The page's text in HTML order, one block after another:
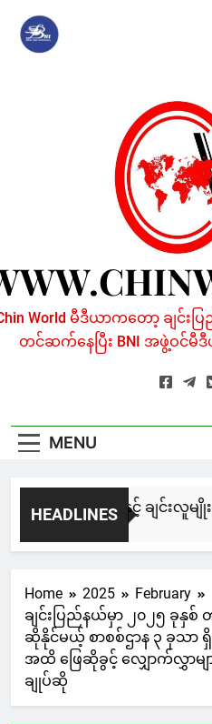
content
World မီဒီယာကတော့ ချင်
တင်ဆက်နေပြီး BNI အဖွဲ့ဝင်မီ
MENU
HEADLINES
၈ အရေးတော်ပုံနှင့် ချင်းလူမျိုးမျ
Ago
Home 2025
February
ချင်းပြည်နယ်မှာ ၂၀၂၅ ခုနှစ်
ဆိုနိုင်မယ့် စာစစ်ဌာန ၃ ခုသာ
အထိ ဖြေဆိုခွင့် လျှောက်လွှာမ
ချုပ်ဆို